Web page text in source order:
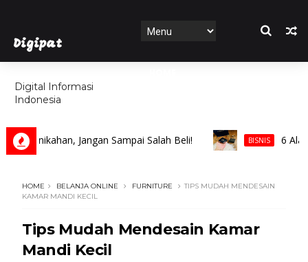
Digipat
Digital Informasi
Indonesia
FEATURES
Jangan Sampai Salah Beli! BISNIS 6 Alasan
HOME BELANJA ONLINE FURNITURE
TIPS MUDAH MENDESAIN
KAMAR MANDI KECIL
Tips Mudah Mendesain Kamar
Mandi Kecil